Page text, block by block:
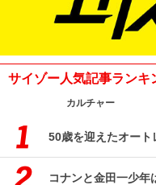
サイゾー人気記事ランキ
カルチャー
50歳を迎えたオー
コナンと金田一少年